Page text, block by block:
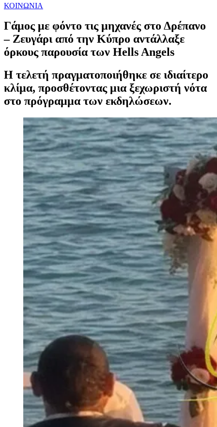
ΚΟΙΝΩΝΙΑ
Γάμος με φόντο τις μηχανές στο Δρέπανο
– Ζευγάρι από την Κύπρο αντάλλαξε
όρκους παρουσία των Hells Angels
Η τελετή πραγματοποιήθηκε σε ιδιαίτερο
κλίμα, προσθέτοντας μια ξεχωριστή νότα
στο πρόγραμμα των εκδηλώσεων.